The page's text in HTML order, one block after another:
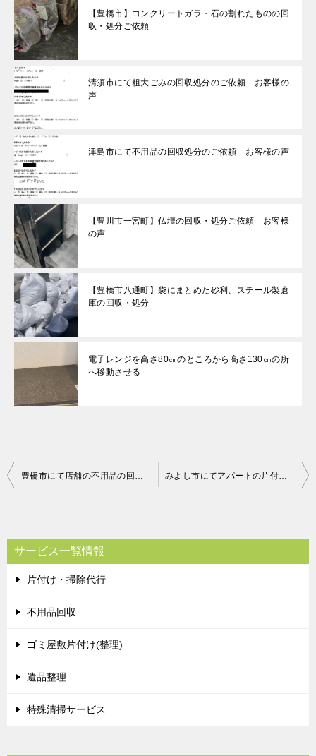
【豊橋市】コンクリートガラ・石の割れたものの回
収・処分ご依頼
清須市にて粗大ごみの回収処分のご依頼 お客様の
声
津島市にて不用品の回収処分のご依頼 お客様の声
【豊川市一宮町】仏壇の回収・処分ご依頼 お客様
の声
【豊橋市八通町】袋にまとめた砂利、スチール製倉
庫の回収・処分
電子レンジを高さ80㎝のところから高さ130㎝の所
へ移動させる
投
ビ
ゲ
ー
シ
豊橋市にて店舗の不用品の回収処分のご依頼 お客様の声 みよし市にてアパートの片付け整理のご依頼 お客様の声
サービス一覧情報
片付け・掃除代行
不用品回収
ゴミ屋敷片付け(整理)
遺品整理
特殊清掃サービス